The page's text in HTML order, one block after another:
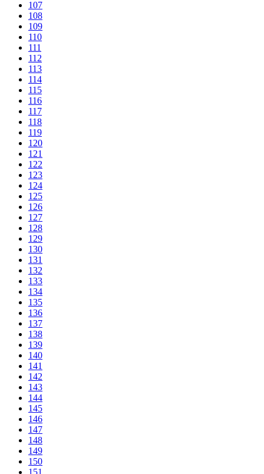
107
108
109
110
111
112
113
114
115
116
117
118
119
120
121
122
123
124
125
126
127
128
129
130
131
132
133
134
135
136
137
138
139
140
141
142
143
144
145
146
147
148
149
150
151